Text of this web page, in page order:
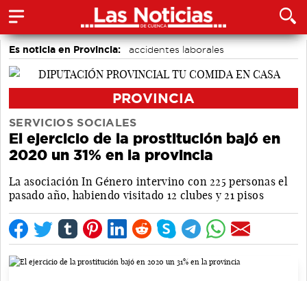
Es noticia en Provincia:
accidentes laborales
Medio Ambiente
PROVINCIA
SERVICIOS SOCIALES
El ejercicio de la prostitución bajó en
2020 un 31% en la provincia
La asociación In Género intervino con 225 personas el
pasado año, habiendo visitado 12 clubes y 21 pisos